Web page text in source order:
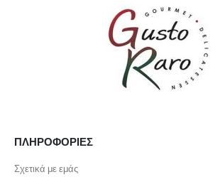
ΠΛΗΡΟΦΟΡΙΕΣ
Σχετικά με εμάς